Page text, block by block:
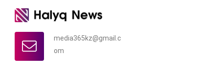
media365kz@gmail.c
om